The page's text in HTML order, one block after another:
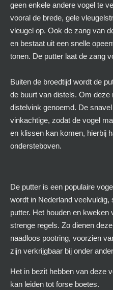
geen enkele andere vogel te
vooral de brede, gele
vleugel op. Ook de zang van
en bestaat uit een snelle
tonen. De putter laat de zang
Buiten de broedtijd wordt de
de buurt van distels. Om
distelvink genoemd. De
vinkachtige, zodat de vogel
en klissen kan komen, hierbij
ondersteboven.
De putter is een populaire
wordt in Nederland
putter. Het houden en
strenge regels. Zo dienen
naadloos pootring, voorzien
zijn verkrijgbaar bij onder
Het in bezit hebben van deze
kan leiden tot forse boetes.